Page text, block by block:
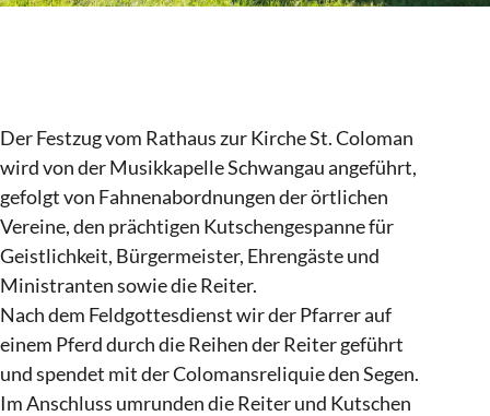
Der Festzug vom Rathaus zur Kirche St. Coloman
wird von der Musikkapelle Schwangau angeführt,
gefolgt von Fahnenabordnungen der örtlichen
Vereine, den prächtigen Kutschengespanne für
Geistlichkeit, Bürgermeister, Ehrengäste und
Ministranten sowie die Reiter.
Nach dem Feldgottesdienst wir der Pfarrer auf
einem Pferd durch die Reihen der Reiter geführt
und spendet mit der Colomansreliquie den Segen.
Im Anschluss umrunden die Reiter und Kutschen